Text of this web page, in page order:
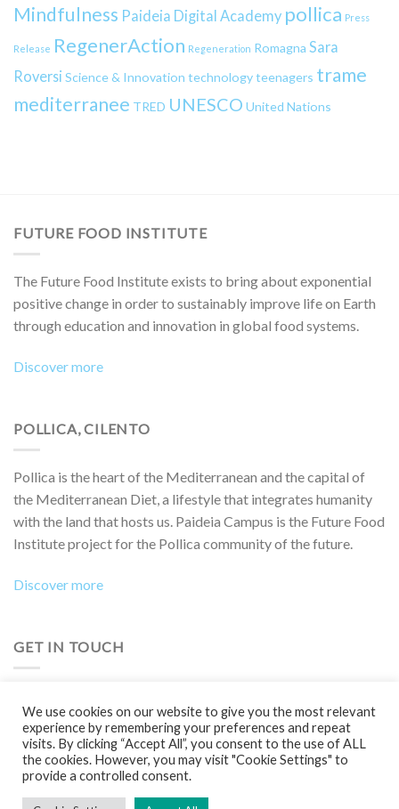
Mindfulness Paideia Digital Academy pollica Press
Release RegenerAction Regeneration Romagna Sara
Roversi Science & Innovation technologyteenagers trame
mediterranee TRED UNESCO United Nations
FUTURE FOOD INSTITUTE
The Future Food Institute exists to bring about exponential
positive change in order to sustainably improve life on Earth
through education and innovation in global food systems.
Discover more
POLLICA, CILENTO
Pollica is the heart of the Mediterranean and the capital of
the Mediterranean Diet, a lifestyle that integrates humanity
with the land that hosts us. Paideia Campus is the Future Food
Institute project for the Pollica community of the future.
Discover more
GET IN TOUCH
participate in a Boot Camp or simply learn more?
Contact us!
We use cookies on our website to give you the most relevant
experience by remembering your preferences and repeat
visits. By clicking “Accept All”, you consent to the use of ALL
the cookies. However, you may visit "Cookie Settings" to
provide a controlled consent.